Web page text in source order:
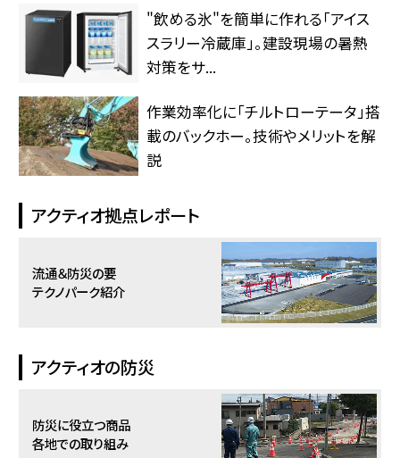
"飲める氷"を簡単に作れる「アイス
スラリー冷蔵庫」。建設現場の暑熱
対策をサ...
作業効率化に「チルトローテータ」搭
載のバックホー。技術やメリットを解
説
アクティオ拠点レポート
流通＆防災の要
テクノパーク紹介
アクティオの防災
防災に役立つ商品
各地での取り組み